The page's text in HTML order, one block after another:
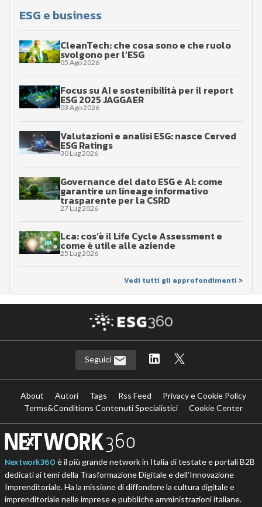
ESG e business
CleanTech: che cosa sono e che ruolo
svolgono per l’ESG
05 Ago 2026
Focus su AI e sostenibilità per il report
ESG 2025 JAGGAER
03 Ago 2026
Valutazioni e analisi ESG: nasce Cerved
ESG Ratings
30 Lug 2026
Governance del dato ESG e AI: come
garantire un lineage informativo
trasparente per la CSRD
27 Lug 2026
Lca: cos’è il Life Cycle Assessment e
come è utile alle aziende
25 Lug 2026
Vedi tutti gli approfondimenti >
Seguici
About Autori Tags Rss Feed
Privacy e Cookie Policy
Terms&Conditions Contenuti Specialistici
Cookie Center
Nextwork360 è il più grande network in Italia di testate e portali B2B
dedicati ai temi della Trasformazione Digitale e dell’Innovazione
Imprenditoriale. Ha la missione di diffondere la cultura digitale e
imprenditoriale nelle imprese e pubbliche amministrazioni italiane.